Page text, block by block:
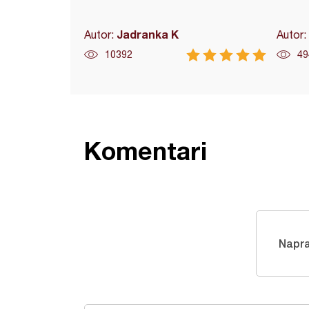
Autor: Jadranka K
10392
Autor:
Komentari